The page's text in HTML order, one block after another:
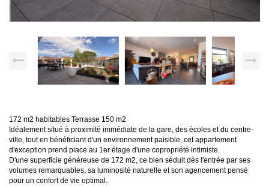
172 m2 habitables Terrasse 150 m2
Idéalement situé à proximité immédiate de la gare, des écoles et du centre-
ville, tout en bénéficiant d'un environnement paisible, cet appartement
d'exception prend place au 1er étage d'une copropriété intimiste.
D'une superficie généreuse de 172 m2, ce bien séduit dès l'entrée par ses
volumes remarquables, sa luminosité naturelle et son agencement pensé
pour un confort de vie optimal.